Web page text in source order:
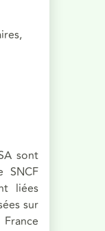
sont
SNCF
liées
sur